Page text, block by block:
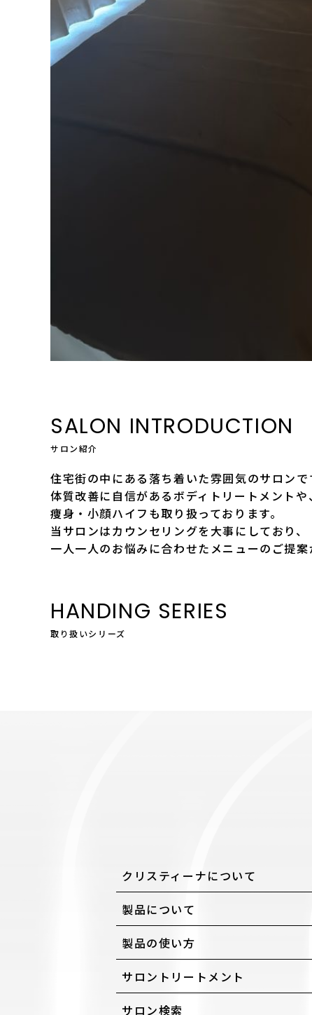
SALON INTRODUCTION
サロン紹介
住宅街の中にある落ち着いた雰囲気のサロンで
体質改善に自信があるボディトリートメントや、
痩身・小顔ハイフも取り扱っております。
当サロンはカウンセリングを大事にしており、
一人一人のお悩みに合わせたメニューのご提
HANDING SERIES
取り扱いシリーズ
クリスティーナについて
製品について
製品の使い方
サロントリートメント
サロン検索